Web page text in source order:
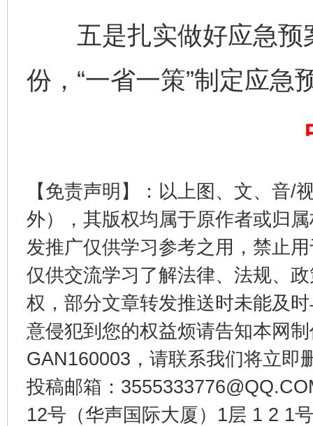
五是扎实做好应急预
份，“一省一策”制定应急
【免责声明】：以上图、文、音/
外），其版权均属于原作者或归
发推广仅供学习参考之用，禁止
仅供交流学习了解法律、法规、
权，部分文章转发推送时未能及
意侵犯到您的权益烦请告知本网
GAN160003，请联系我们将立即
投稿邮箱：
12号（华声国际大厦）1层 1 2 1
完善运行机制助力责任有效落实 一纸欠
东山县通报“牛蛙产品抗生素超标问题” 法